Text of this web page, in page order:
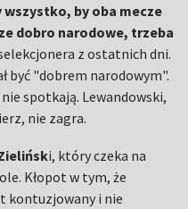
by oba mecze
dobro narodowe, trzeba
z ostatnich dni.
być "dobrem narodowym".
spotkają. Lewandowski,
nie zagra.
i, który czeka na
Kłopot w tym, że
kontuzjowany i nie